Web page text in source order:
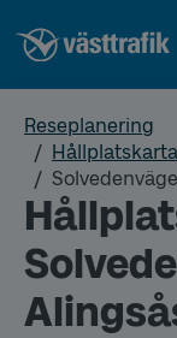
Reseplanering